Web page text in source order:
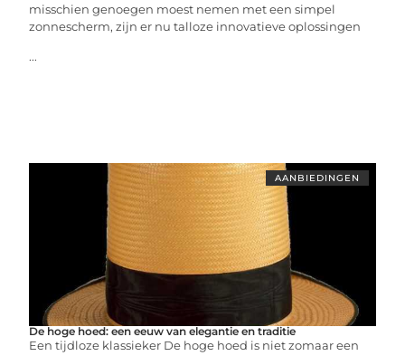
misschien genoegen moest nemen met een simpel
zonnescherm, zijn er nu talloze innovatieve oplossingen
...
AANBIEDINGEN
De hoge hoed: een eeuw van elegantie en traditie
Een tijdloze klassieker De hoge hoed is niet zomaar een